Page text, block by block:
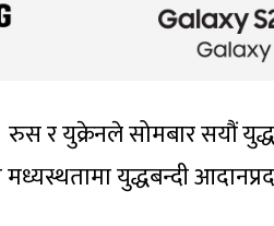
रुस र युक्रेनले सोमबार सयौं
युद्धबन्दी